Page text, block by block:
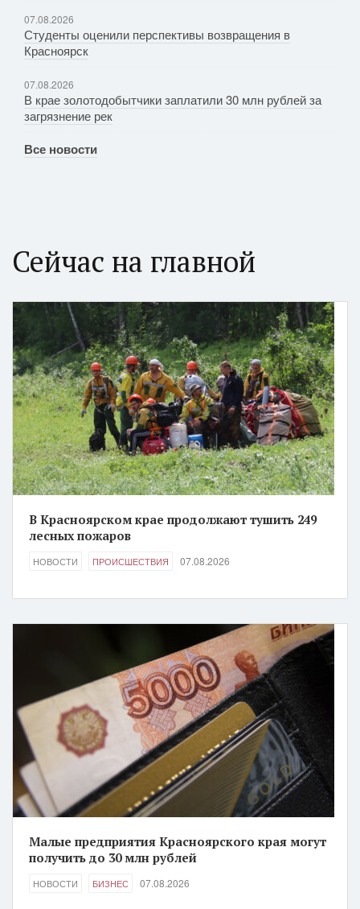
07.08.2026
Студенты оценили перспективы возвращения в
Красноярск
07.08.2026
В крае золотодобытчики заплатили 30 млн рублей за
загрязнение рек
Все новости
Сейчас на главной
В Красноярском крае продолжают тушить 249
лесных пожаров
НОВОСТИ ПРОИСШЕСТВИЯ 07.08.2026
Малые предприятия Красноярского края могут
получить до 30 млн рублей
НОВОСТИ БИЗНЕС 07.08.2026